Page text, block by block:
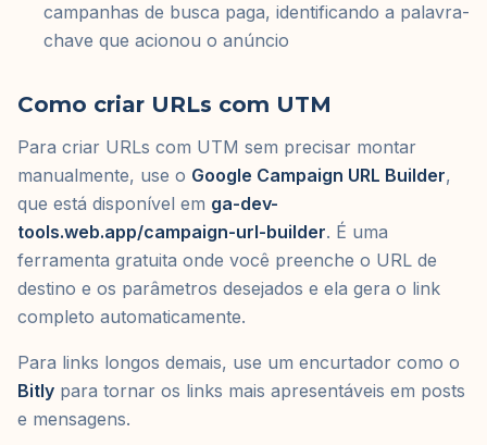
campanhas de busca paga, identificando a palavra-
chave que acionou o anúncio
Como criar URLs com UTM
Para criar URLs com UTM sem precisar montar
manualmente, use o Google Campaign URL Builder,
que está disponível em ga-dev-
tools.web.app/campaign-url-builder. É uma
ferramenta gratuita onde você preenche o URL de
destino e os parâmetros desejados e ela gera o link
completo automaticamente.
Para links longos demais, use um encurtador como o
Bitly para tornar os links mais apresentáveis em posts
e mensagens.